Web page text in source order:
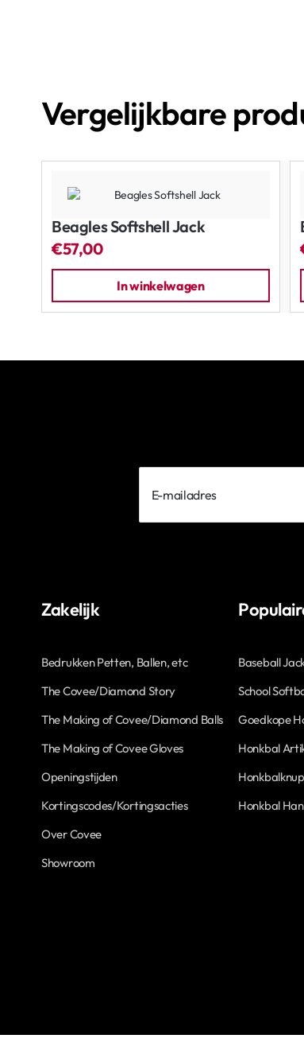
Vergelijkbare
Beagles Softshell Jack
€57,00
In winkelwagen
mailadres
Zakelijk
Bedrukken Petten, Ballen, etc
The Covee/Diamond Story
The Making of Covee/Diamond Balls
The Making of Covee Gloves
Openingstijden
Kortingscodes/Kortingsacties
Over Covee
Showroom
Baseball
School
Goedkope
Honkbal
Honkbal